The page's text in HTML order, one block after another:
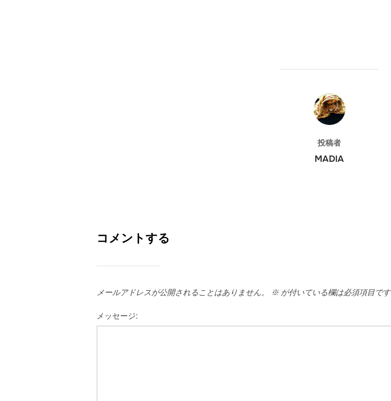
投稿者
投稿者
MADIA
コメントする
メールアドレスが公開されることはありません。 ※ が付いている欄は必須項目です
メッセージ: